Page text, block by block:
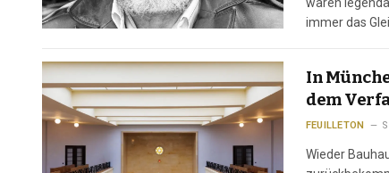
waren
immer das
In
dem
FEUILLETON
Wieder